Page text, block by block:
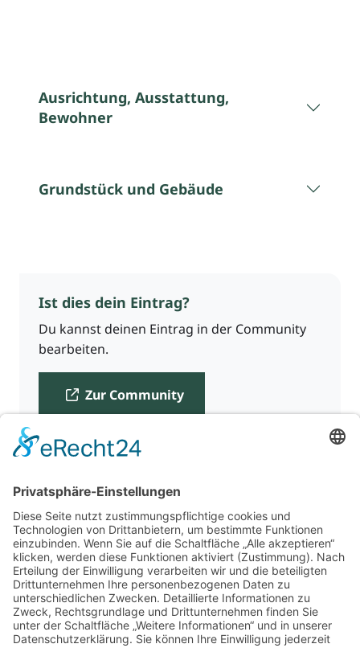
Ausrichtung, Ausstattung,
Bewohner
Grundstück und Gebäude
Ist dies dein Eintrag?
Du kannst deinen Eintrag in der Community
bearbeiten.
Zur Community
Für Beratende
Kontakt
Über uns